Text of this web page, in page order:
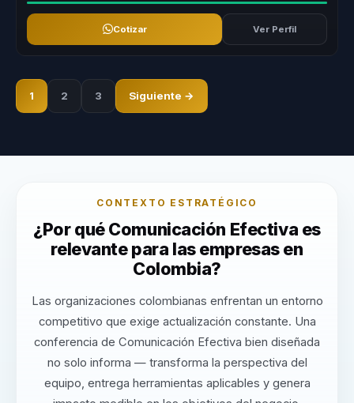
Cotizar Ver Perfil
1 2 3 Siguiente →
CONTEXTO ESTRATÉGICO
¿Por qué Comunicación Efectiva es
relevante para las empresas en
Colombia?
Las organizaciones colombianas enfrentan un entorno
competitivo que exige actualización constante. Una
conferencia de Comunicación Efectiva bien diseñada
no solo informa — transforma la perspectiva del
equipo, entrega herramientas aplicables y genera